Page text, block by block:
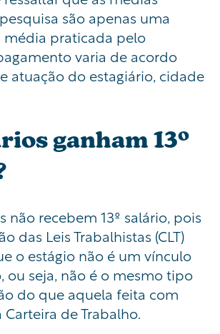
são apenas uma
média praticada pelo
varia de acordo
atuação do estagiário, cidade
ganham 13º
não recebem 13º salário, pois
das Leis Trabalhistas (CLT)
o estágio não é um vínculo
ou seja, não é o mesmo tipo
do que aquela feita com
de Trabalho.